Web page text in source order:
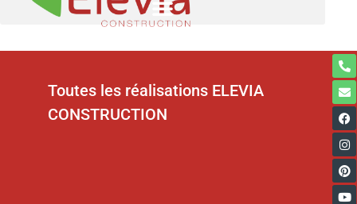
Toutes les réalisations ELEVIA
CONSTRUCTION